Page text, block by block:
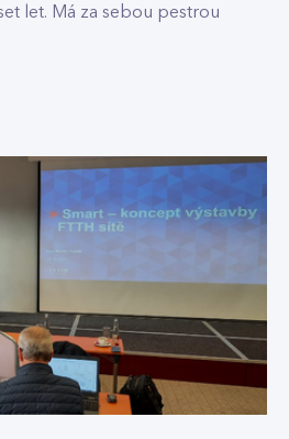
let. Má za sebou pestrou